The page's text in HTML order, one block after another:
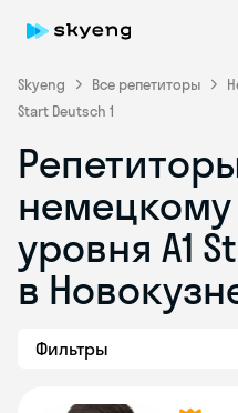
Skyeng Все репетиторы
Start Deutsch 1
немецкому
уровня A1
в
Фильтры
Skyeng Chat